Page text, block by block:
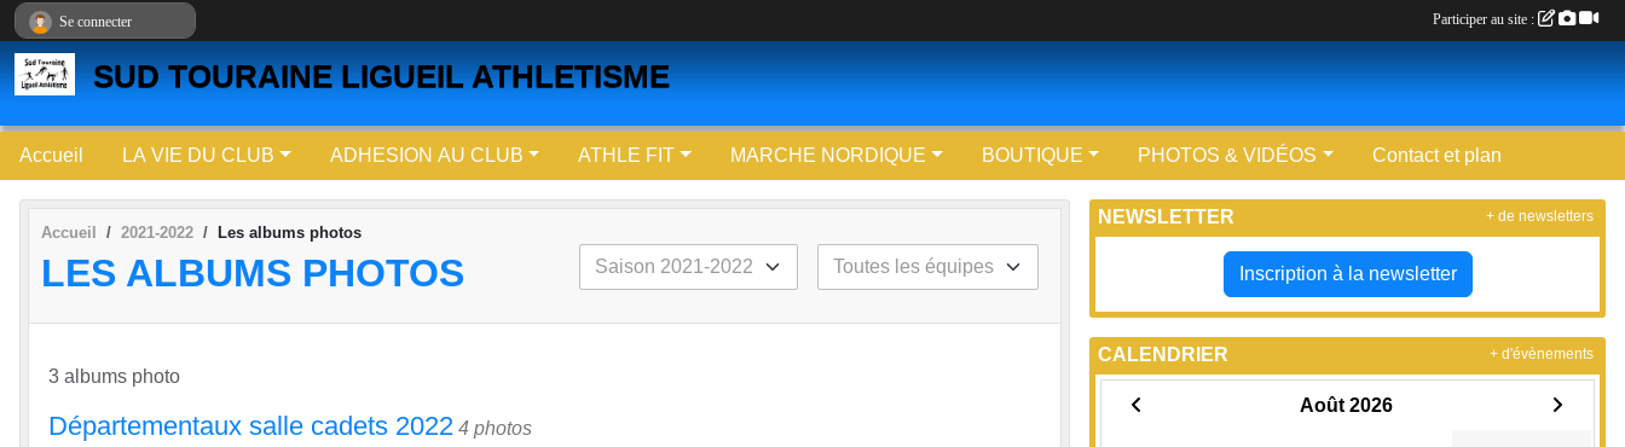
SUD TOURAINE LIGUEIL ATHLETISME
Accueil LA VIE DU CLUB ADHESION AU CLUB ATHLE FIT MARCHE NORDIQUE BOUTIQUE PHOTOS & VIDÉOS Contact et plan
Accueil 2021-2022 Les albums photos
LES ALBUMS PHOTOS
3 albums photo
Départementaux salle cadets 2022 4 photos
NEWSLETTER
Inscription à la newsletter
+ de newsletters
CALENDRIER
Août 2026
+ d'évènements
Se connecter Participer au site :
Panneau de gestion des cookies